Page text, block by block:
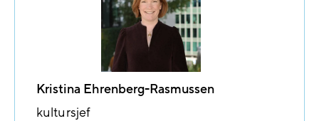
Kristina Ehrenberg-Rasmussen
kultursjef